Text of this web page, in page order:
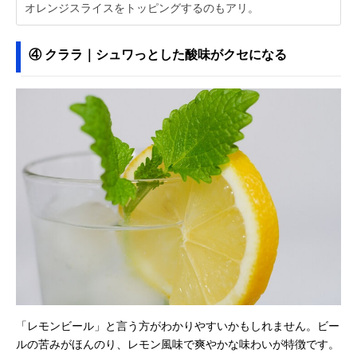
オレンジスライスをトッピングするのもアリ。
④ クララ｜シュワっとした酸味がクセになる
「レモンビール」と言う方がわかりやすいかもしれません。ビー
ルの苦みがほんのり、レモン風味で爽やかな味わいが特徴です。